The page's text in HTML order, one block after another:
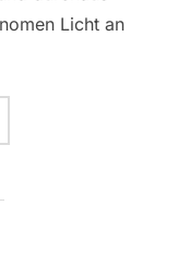
Licht an
MIT